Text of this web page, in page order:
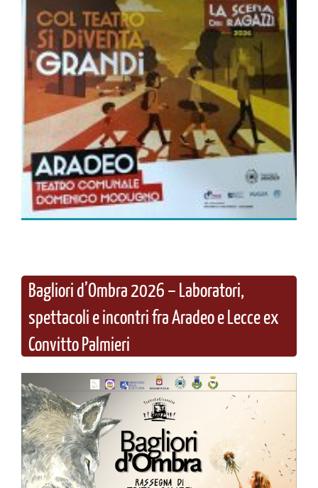
Bagliori d’Ombra 2026 – Laboratori,
spettacoli e incontri fra Aradeo e Lecce ex
Convitto Palmieri